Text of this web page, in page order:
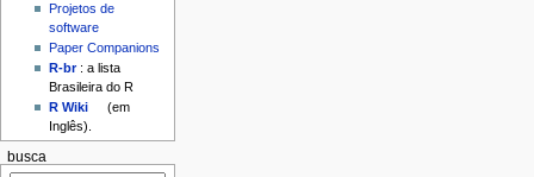
Projetos de
software
Paper Companions
R-br: a lista
Brasileira do R
R Wiki
(em
Inglês).
busca